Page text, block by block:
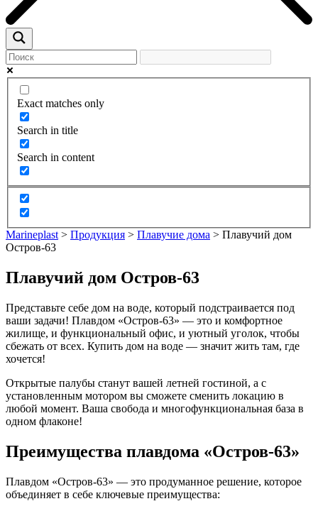
Exact matches only
Search in title
Search in content
Marineplast > Продукция > Плавучие дома > Плавучий дом
Остров-63
Плавучий дом Остров-63
Представьте себе дом на воде, который подстраивается под
ваши задачи! Плавдом «Остров-63» — это и комфортное
жилище, и функциональный офис, и уютный уголок, чтобы
сбежать от всех. Купить дом на воде — значит жить там, где
хочется!
Открытые палубы станут вашей летней гостиной, а с
установленным мотором вы сможете сменить локацию в
любой момент. Ваша свобода и многофункциональная база в
одном флаконе!
Преимущества плавдома «Остров-63»
Плавдом «Остров-63» — это продуманное решение, которое
объединяет в себе ключевые преимущества: